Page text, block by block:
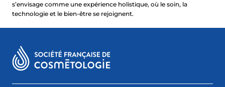
s’envisage comme une expérience holistique, où le soin, la
technologie et le bien-être se rejoignent.